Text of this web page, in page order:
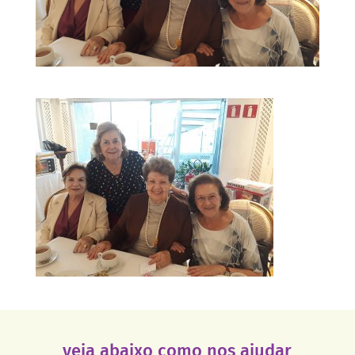
veja abaixo como nos ajudar